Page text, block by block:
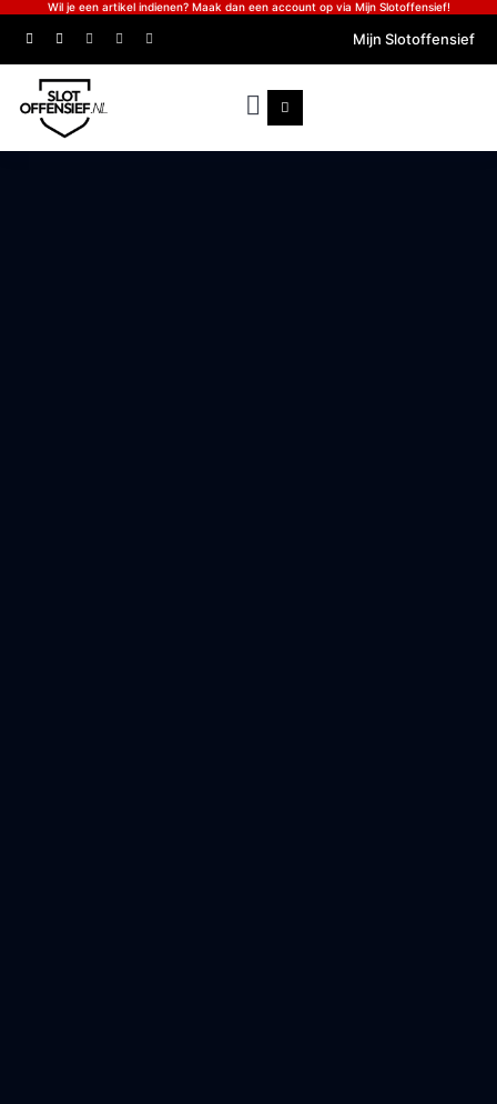
Wil je een artikel indienen? Maak dan een account op via Mijn Slotoffensief!
Mijn Slotoffensief